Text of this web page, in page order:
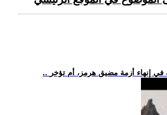
في إنهاء أزمة مضيق هرمز، أم تؤخر